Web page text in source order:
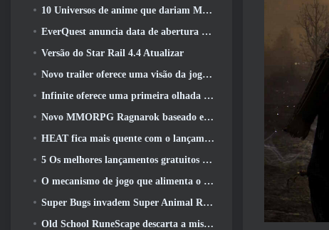
10 Universos de anime que dariam MMOs incríveis
EverQuest anuncia data de abertura do segundo 2026 Servidor de expansão bloqueado por tempo
Versão do Star Rail 4.4 Atualizar
Novo trailer oferece uma visão da jogabilidade no Silver Palace
Infinite oferece uma primeira olhada no herói parecido com uma sereia chegando no SS13: Pós-luz
Novo MMORPG Ragnarok baseado em navegador, Anunciado o Universo Ragnarok
HEAT fica mais quente com o lançamento de um novo mapa do deserto
5 Os melhores lançamentos gratuitos para jogar 2025, Ainda vale a pena jogar 2026?
O mecanismo de jogo que alimenta o universo de fragmentos únicos do Eve Online agora é de código aberto
Super Bugs invadem Super Animal Royale na atualização ‘Super Natural’
Old School RuneScape descarta a missão do Grande Mestre ‘The Blood Moon Rises’, Encerrando uma missão de 20 anos